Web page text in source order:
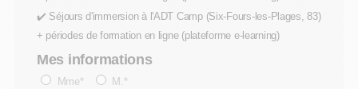
✔️ Séjours d'immersion à l'ADT Camp (Six-Fours-les-Plages, 83)
+ périodes de formation en ligne (plateforme e-learning)
Mes informations
Mme* M.*